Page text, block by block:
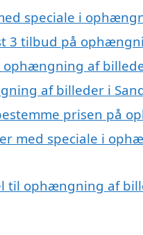
speciale i
3 tilbud på
af
af billeder i
prisen på
med speciale i
til ophængning af